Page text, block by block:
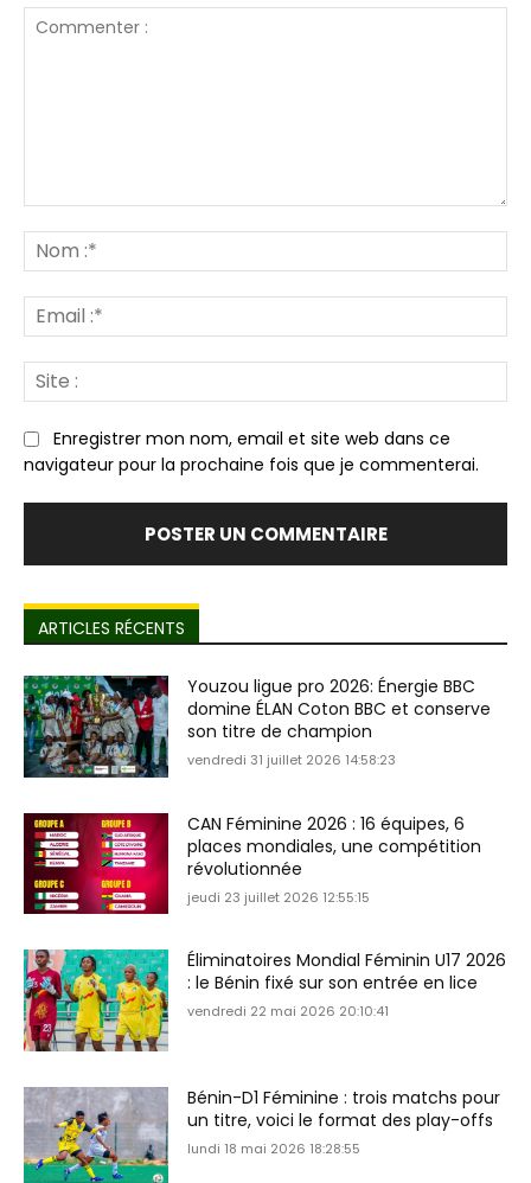
:*
:*
:
Enregistrer mon nom, email et site web dans ce
navigateur pour la prochaine fois que je commenterai.
ARTICLES RÉCENTS
Youzou ligue pro 2026: Énergie BBC
domine ÉLAN Coton BBC et conserve
son titre de champion
vendredi 31 juillet 2026 14:58:23
CAN Féminine 2026 : 16 équipes, 6
places mondiales, une compétition
révolutionnée
jeudi 23 juillet 2026 12:55:15
Éliminatoires Mondial Féminin U17 2026
: le Bénin fixé sur son entrée en lice
vendredi 22 mai 2026 20:10:41
Bénin-D1 Féminine : trois matchs pour
un titre, voici le format des play-offs
lundi 18 mai 2026 18:28:55